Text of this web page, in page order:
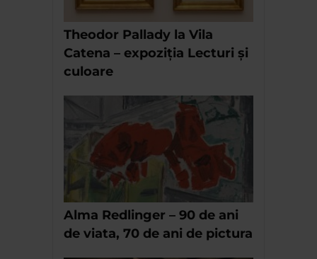
Theodor Pallady la Vila
Catena – expoziția Lecturi și
culoare
Alma Redlinger – 90 de ani
de viata, 70 de ani de pictura